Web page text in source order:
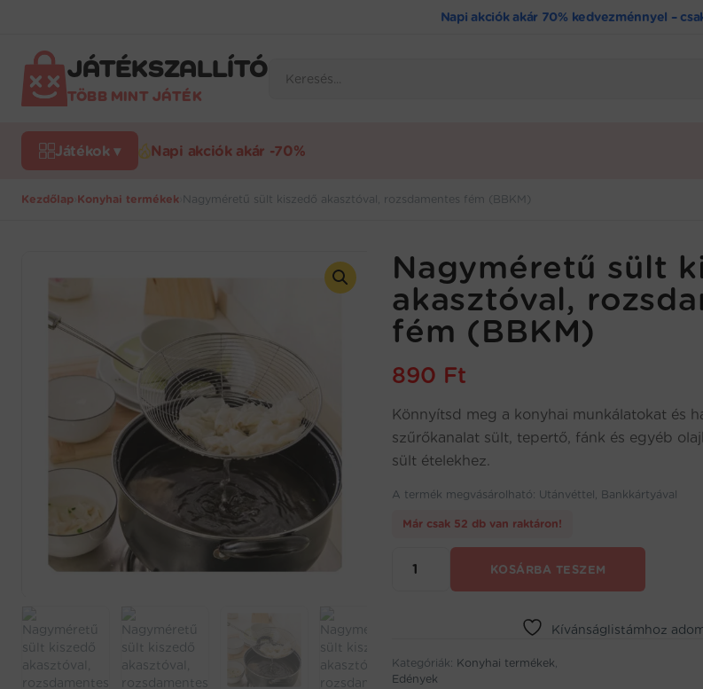
Napi akciók akár 70% kedvezménnyel –
JÁTÉKSZALLÍTÓ
TÖBB MINT JÁTÉK
search
Játékok ▾ Napi akciók akár -70%
Kezdőlap Konyhai termékek Nagyméretű sült kiszedő akasztóval, rozsdamentes fém (BBKM)
Nagyméretű sült
akasztóval,
fém (BBKM)
890 Ft
Könnyítsd meg a konyhai munkálatokat és
szűrőkanalat sült, tepertő, fánk és egyéb
sült ételekhez.
A termék megvásárolható: Utánvéttel, Bankkártyával
Már csak 52 db van raktáron!
sült
(BBKM)
mennyiség
KOSÁRBA TESZEM
Kívánságlistámhoz
Kategóriák: Konyhai termékek,
Edények